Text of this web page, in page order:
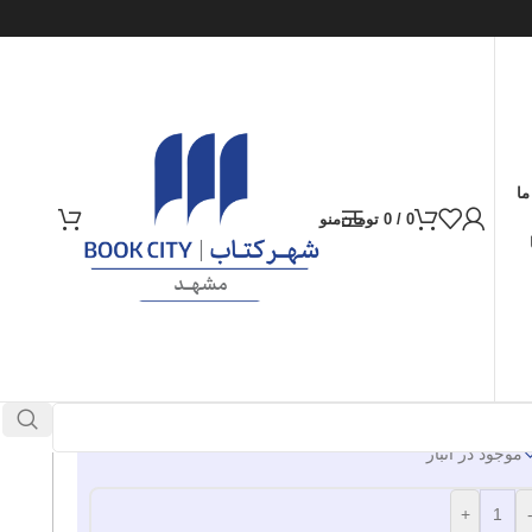
0
/
0 تومانمنو
موجود در انبار
-
+